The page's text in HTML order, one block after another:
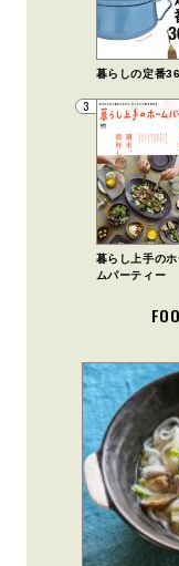
暮らしの定番
3
暮らし上手のホ
ムパーティー